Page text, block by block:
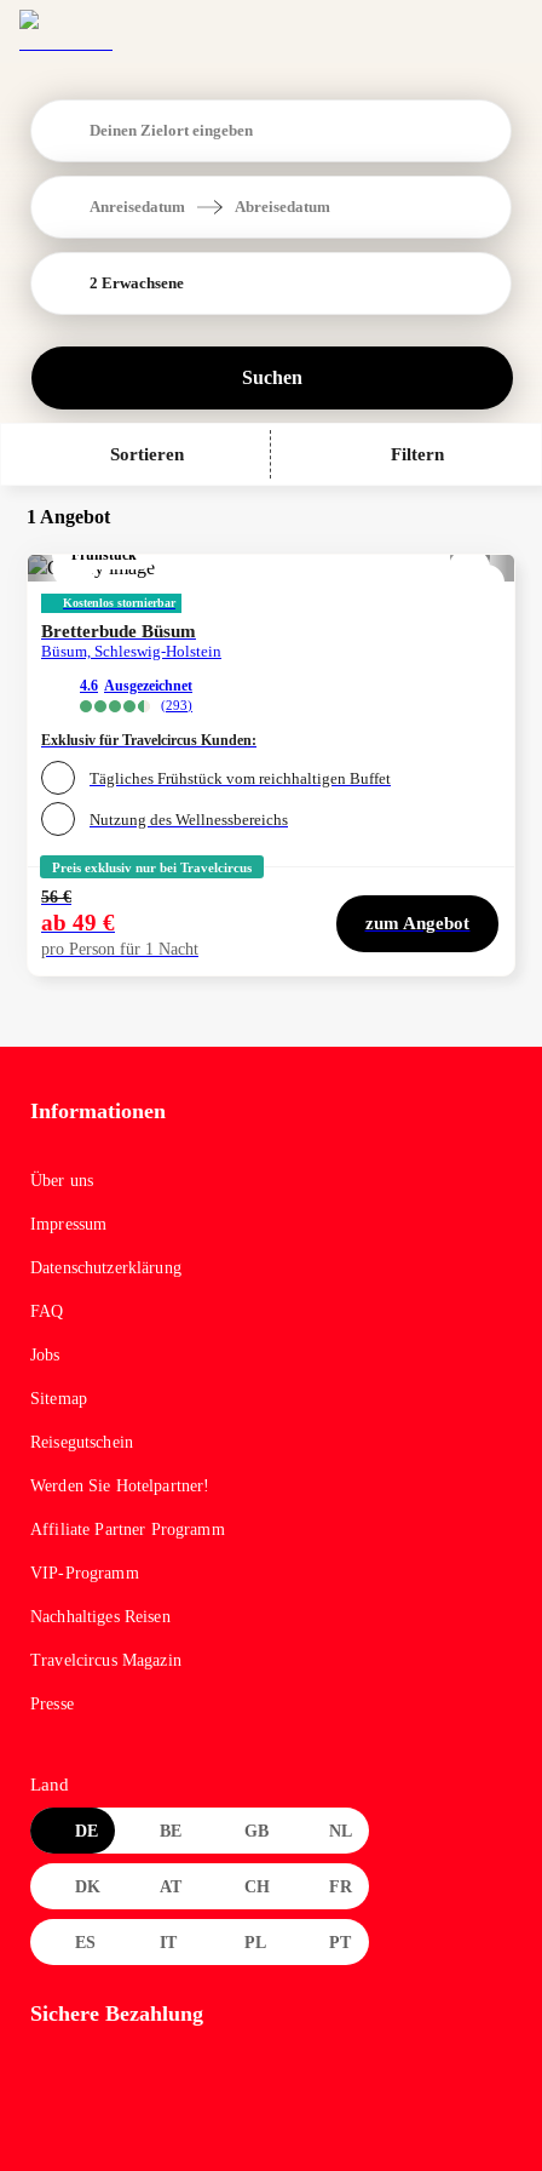
Deinen Zielort eingeben
Anreisedatum Abreisedatum
2 Erwachsene
Suchen
Sortieren Filtern
1 Angebot
Frühstück
Kostenlos stornierbar
Bretterbude Büsum
Büsum, Schleswig-Holstein
4.6 ausgezeichnet
(293)
Exklusiv für Travelcircus Kunden:
Tägliches Frühstück vom reichhaltigen Buffet
Nutzung des Wellnessbereichs
Preis exklusiv nur bei Travelcircus
56 €
ab 49 €
pro Person für 1 Nacht
zum Angebot
Informationen
Über uns
Impressum
Datenschutzerklärung
FAQ
Jobs
Sitemap
Reisegutschein
Werden Sie Hotelpartner!
Affiliate Partner Programm
VIP-Programm
Nachhaltiges Reisen
Travelcircus Magazin
Presse
Land
DE BE GB NL
DK AT CH FR
ES IT PL PT
Sichere Bezahlung